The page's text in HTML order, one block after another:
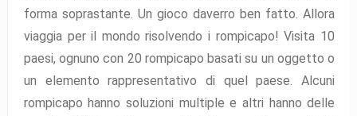
forma soprastante. Un gioco daverro ben fatto. Allora
viaggia per il mondo risolvendo i rompicapo! Visita 10
paesi, ognuno con 20 rompicapo basati su un oggetto o
un elemento rappresentativo di quel paese. Alcuni
rompicapo hanno soluzioni multiple e altri hanno delle